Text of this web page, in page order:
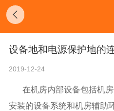
设备地和电源保护地的
2019-12-24
在机房内部设备包括机
安装的设备系统和机房辅助